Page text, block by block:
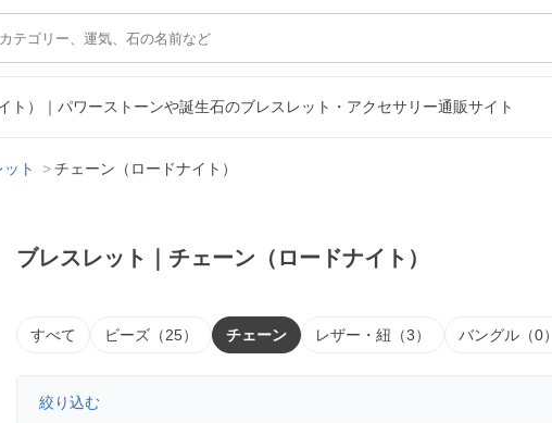
ト）｜パワーストーンや誕生石のブレスレット・アクセサリー通販サイト
ト チェーン（ロードナイト）
ブレスレット｜チェーン（ロードナイト）
すべて ビーズ（25） チェーン レザー・紐（3） バングル（0）
絞り込む